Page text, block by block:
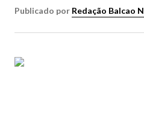
Publicado por Redação Balcao